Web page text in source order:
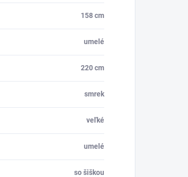
158 cm
umelé
220 cm
smrek
veľké
umelé
so šiškou